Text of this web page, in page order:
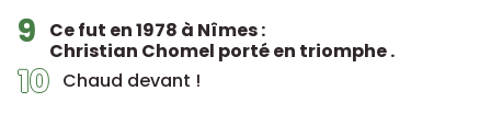
9
Ce fut en 1978 à Nîmes :
Christian Chomel porté en triomphe .
10 Chaud devant !